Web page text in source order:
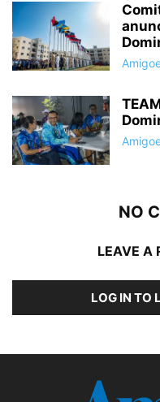
NO
LEAVE A
LOG IN TO